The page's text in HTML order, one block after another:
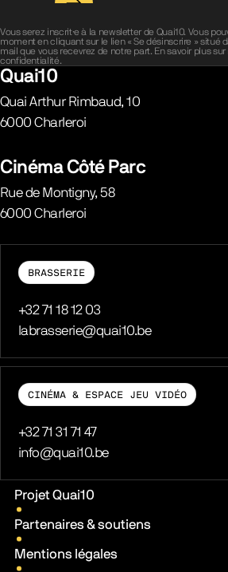
Vous serez inscrit·e à la newsletter de Quai10. Vous
moment en cliquant sur le lien « Se désinscrire » situé
mail que vous recevrez de notre part. En savoir plus sur
confidentialité.
Quai10
Quai Arthur Rimbaud, 10
6000 Charleroi
Cinéma Côté Parc
Rue de Montigny, 58
6000 Charleroi
BRASSERIE
Téléphone
+32 71 18 12 03
E-mail
labrasserie@quai10.be
CINÉMA & ESPACE JEU VIDÉO
Téléphone
+32 71 31 71 47
E-mail
info@quai10.be
Liens pratiques
Projet Quai10
Partenaires & soutiens
Mentions légales